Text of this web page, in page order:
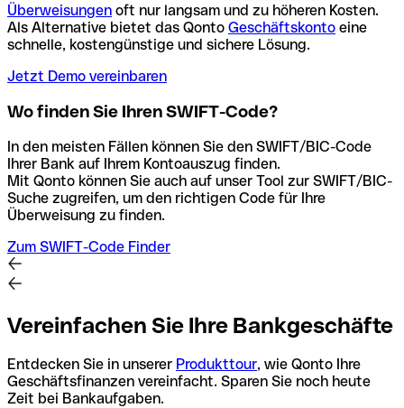
Überweisungen oft nur langsam und zu höheren Kosten.
Als Alternative bietet das Qonto Geschäftskonto eine
schnelle, kostengünstige und sichere Lösung.
Jetzt Demo vereinbaren
Wo finden Sie Ihren SWIFT-Code?
In den meisten Fällen können Sie den SWIFT/BIC-Code
Ihrer Bank auf Ihrem Kontoauszug finden.
Mit Qonto können Sie auch auf unser Tool zur SWIFT/BIC-
Suche zugreifen, um den richtigen Code für Ihre
Überweisung zu finden.
Zum SWIFT-Code Finder
Vereinfachen Sie Ihre Bankgeschäfte
Entdecken Sie in unserer Produkttour, wie Qonto Ihre
Geschäftsfinanzen vereinfacht. Sparen Sie noch heute
Zeit bei Bankaufgaben.